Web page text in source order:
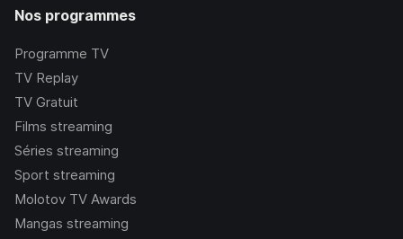
Nos programmes
Programme TV
TV Replay
TV Gratuit
Films streaming
Séries streaming
Sport streaming
Molotov TV Awards
Mangas streaming